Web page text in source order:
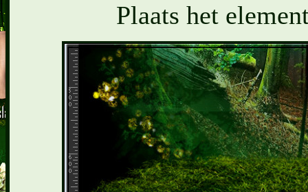
Plaats het